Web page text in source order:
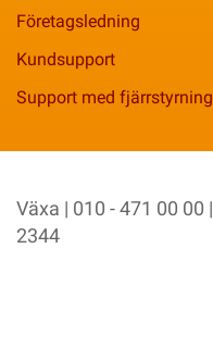
Företagsledning
Kundsupport
Support med fjärrstyrning
Växa | 010 - 471 00 00 |
2344